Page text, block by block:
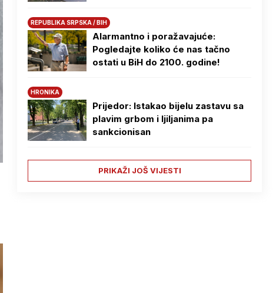
REPUBLIKA SRPSKA / BIH
Alarmantno i poražavajuće:
Pogledajte koliko će nas tačno
ostati u BiH do 2100. godine!
HRONIKA
Prijedor: Istakao bijelu zastavu sa
plavim grbom i ljiljanima pa
sankcionisan
PRIKAŽI JOŠ VIJESTI